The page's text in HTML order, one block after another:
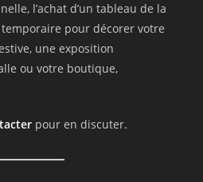
l’achat d’un tableau de la
pour décorer votre
une exposition
ou votre boutique,
pour en discuter.